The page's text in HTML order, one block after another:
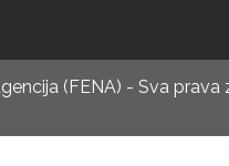
(FENA) - Sva prava